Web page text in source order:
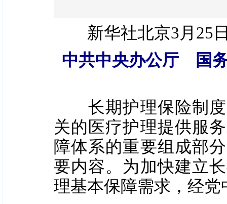
新华社北京3月25
中共中央办公厅 国
长期护理保险制度
关的医疗护理提供服
障体系的重要组成部
要内容。为加快建立
理基本保障需求，经